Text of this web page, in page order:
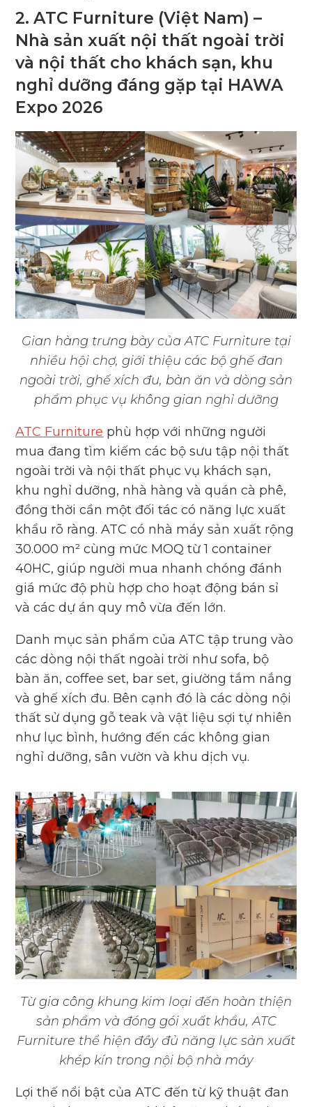
2. ATC Furniture (Việt Nam) –
Nhà sản xuất nội thất ngoài trời
và nội thất cho khách sạn, khu
nghỉ dưỡng đáng gặp tại HAWA
Expo 2026
Gian hàng trưng bày củaATC Furniture tại
nhiều hội chợ, giới thiệu các bộ ghế đan
ngoài trời, ghế xích đu, bàn ăn và dòng sản
phẩm phục vụ không gian nghỉ dưỡng
ATC Furniture phù hợp với những người
mua đang tìm kiếm các bộ sưu tập nội thất
ngoài trời và nội thất phục vụ khách sạn,
khu nghỉ dưỡng, nhà hàng và quán cà phê,
đồng thời cần một đối tác có năng lực xuất
khẩu rõ ràng. ATC có nhà máy sản xuất rộng
30.000 m² cùng mức MOQ từ 1 container
40HC, giúp người mua nhanh chóng đánh
giá mức độ phù hợp cho hoạt động bán sỉ
và các dự án quy mô vừa đến lớn.
Danh mục sản phẩm của ATC tập trung vào
các dòng nội thất ngoài trời như sofa, bộ
bàn ăn, coffee set, bar set, giường tắm nắng
và ghế xích đu. Bên cạnh đó là các dòng nội
thất sử dụng gỗ teak và vật liệu sợi tự nhiên
như lục bình, hướng đến các không gian
nghỉ dưỡng, sân vườn và khu dịch vụ.
Từ gia công khung kim loại đến hoàn thiện
sản phẩm và đóng gói xuất khẩu,ATC
Furniture thể hiện đầy đủ năng lực sản xuất
khép kín trong nội bộ nhà máy
Lợi thế nổi bật của ATC đến từ kỹ thuật đan